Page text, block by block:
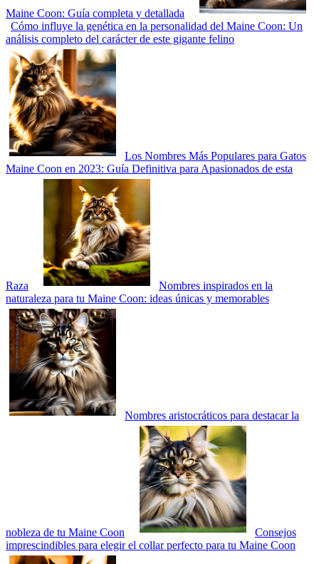
Maine Coon: Guía completa y detallada
Cómo influye la genética en la personalidad del Maine Coon: Un
análisis completo del carácter de este gigante felino
Los Nombres Más Populares para Gatos
Maine Coon en 2023: Guía Definitiva para Apasionados de esta
Raza
Nombres inspirados en la
naturaleza para tu Maine Coon: ideas únicas y memorables
Nombres aristocráticos para destacar la
nobleza de tu Maine Coon
Consejos
imprescindibles para elegir el collar perfecto para tu Maine Coon